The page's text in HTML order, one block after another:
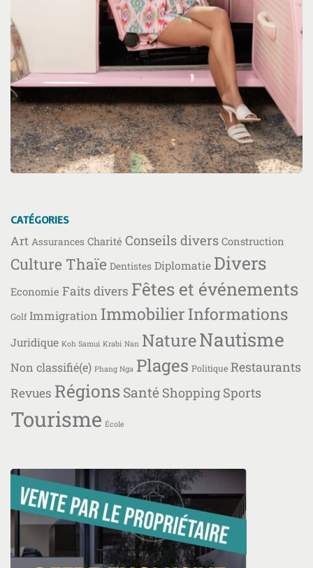
CATÉGORIES
Art Assurances Charité Conseils divers Construction
Culture Thaïe Dentistes Diplomatie Divers
Economie Faits divers Fêtes et événements
Golf Immigration Immobilier Informations
Juridique Koh Samui Krabi Nan NatureNautisme
Non classifié(e) Phang Nga Plages Politique Restaurants
Revues Régions Santé Shopping Sports
Tourisme École